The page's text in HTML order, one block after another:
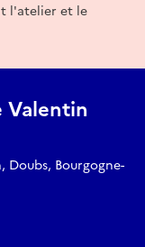
l'atelier et le
Valentin
Doubs, Bourgogne-